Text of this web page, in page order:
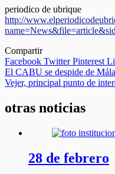
periodico de ubrique
http://
Compartir
Facebook TwitterPinterest
Navegación
de
entradas
El CABU se despide de
Vejer, principal punto de
otras noticias
28 de febrero